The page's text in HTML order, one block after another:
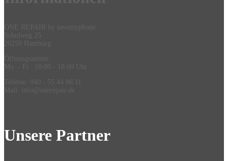
ONE REPAIR by savemyphone
Schulweg 25
Unsere Partner